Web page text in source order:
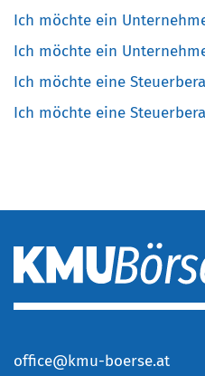
Ich möchte ein
Ich möchte ein
Ich möchte eine
Ich möchte eine
office@kmu-boerse.at